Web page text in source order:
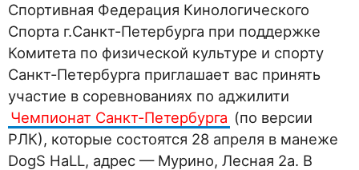
Спортивная Федерация Кинологического
Спорта г.Санкт-Петербурга при поддержке
Комитета по физической культуре и спорту
Санкт-Петербурга приглашает вас принять
участие в соревнованиях по аджилити
Чемпионат Санкт-Петербурга (по версии
РЛК), которые состоятся 28 апреля в манеже
DogS HaLL, адрес — Мурино, Лесная 2а. В